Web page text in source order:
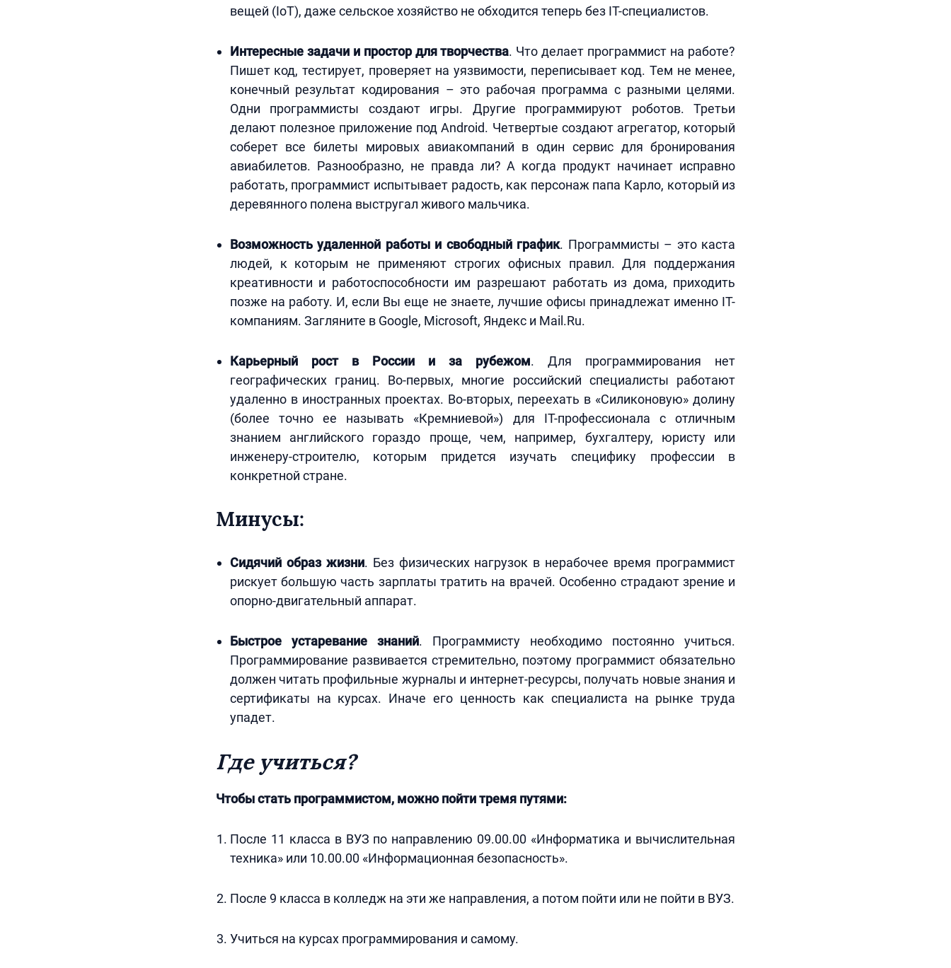
вещей (IoT), даже сельское хозяйство не обходится теперь без IT-специалистов.
Интересные задачи и простор для творчества. Что делает программист на работе?
Пишет код, тестирует, проверяет на уязвимости, переписывает код. Тем не менее,
конечный результат кодирования – это рабочая программа с разными целями.
Одни программисты создают игры. Другие программируют роботов. Третьи
делают полезное приложение под Android. Четвертые создают агрегатор, который
соберет все билеты мировых авиакомпаний в один сервис для бронирования
авиабилетов. Разнообразно, не правда ли? А когда продукт начинает исправно
работать, программист испытывает радость, как персонаж папа Карло, который из
деревянного полена выстругал живого мальчика.
Возможность удаленной работы и свободный график. Программисты – это каста
людей, к которым не применяют строгих офисных правил. Для поддержания
креативности и работоспособности им разрешают работать из дома, приходить
позже на работу. И, если Вы еще не знаете, лучшие офисы принадлежат именно IT-
компаниям. Загляните в Google, Microsoft, Яндекс и Mail.Ru.
Карьерный рост в России и за рубежом. Для программирования нет
географических границ. Во-первых, многие российский специалисты работают
удаленно в иностранных проектах. Во-вторых, переехать в «Силиконовую» долину
(более точно ее называть «Кремниевой») для IT-профессионала с отличным
знанием английского гораздо проще, чем, например, бухгалтеру, юристу или
инженеру-строителю, которым придется изучать специфику профессии в
конкретной стране.
Минусы:
Сидячий образ жизни. Без физических нагрузок в нерабочее время программист
рискует большую часть зарплаты тратить на врачей. Особенно страдают зрение и
опорно-двигательный аппарат.
Быстрое устаревание знаний. Программисту необходимо постоянно учиться.
Программирование развивается стремительно, поэтому программист обязательно
должен читать профильные журналы и интернет-ресурсы, получать новые знания и
сертификаты на курсах. Иначе его ценность как специалиста на рынке труда
упадет.
Где учиться?
Чтобы стать программистом, можно пойти тремя путями:
После 11 класса в ВУЗ по направлению 09.00.00 «Информатика и вычислительная
техника» или 10.00.00 «Информационная безопасность».
После 9 класса в колледж на эти же направления, а потом пойти или не пойти в ВУЗ.
Учиться на курсах программирования и самому.